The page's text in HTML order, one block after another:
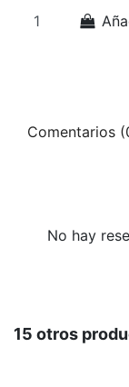
Comentarios
No hay
15 otros